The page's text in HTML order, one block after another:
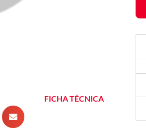
FICHA TÉCNICA